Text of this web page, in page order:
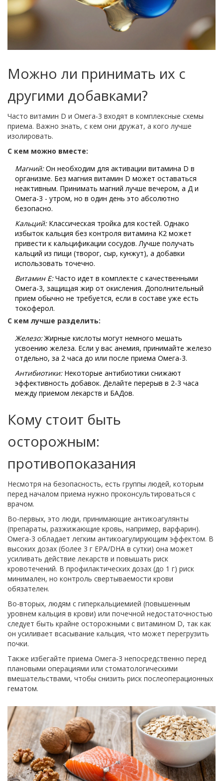
Можно ли принимать их с
другими добавками?
Часто витамин D и Омега-3 входят в комплексные схемы
приема. Важно знать, с кем они дружат, а кого лучше
изолировать.
С кем можно вместе:
Магний:Он необходим для активации витамина D в
организме. Без магния витамин D может оставаться
неактивным. Принимать магний лучше вечером, а Д и
Омега-3 - утром, но в один день это абсолютно
безопасно.
Кальций:Классическая тройка для костей. Однако
избыток кальция без контроля витамина K2 может
привести к кальцификации сосудов. Лучше получать
кальций из пищи (творог, сыр, кунжут), а добавки
использовать точечно.
Витамин Е:Часто идет в комплекте с качественными
Омега-3, защищая жир от окисления. Дополнительный
прием обычно не требуется, если в составе уже есть
токоферол.
С кем лучше разделить:
Железо:Жирные кислоты могут немного мешать
усвоению железа. Если у вас анемия, принимайте железо
отдельно, за 2 часа до или после приема Омега-3.
Антибиотики:Некоторые антибиотики снижают
эффективность добавок. Делайте перерыв в 2-3 часа
между приемом лекарств и БАДов.
Кому стоит быть
осторожным:
противопоказания
Несмотря на безопасность, есть группы людей, которым
перед началом приема нужно проконсультироваться с
врачом.
Во-первых, это люди, принимающие антикоагулянты
(препараты, разжижающие кровь, например, варфарин).
Омега-3 обладает легким антикоагулирующим эффектом. В
высоких дозах (более 3 г EPA/DHA в сутки) она может
усиливать действие лекарств и повышать риск
кровотечений. В профилактических дозах (до 1 г) риск
минимален, но контроль свертываемости крови
обязателен.
Во-вторых, людям с гиперкальциемией (повышенным
уровнем кальция в крови) или почечной недостаточностью
следует быть крайне осторожными с витамином D, так как
он усиливает всасывание кальция, что может перегрузить
почки.
Также избегайте приема Омега-3 непосредственно перед
плановыми операциями или стоматологическими
вмешательствами, чтобы снизить риск послеоперационных
гематом.